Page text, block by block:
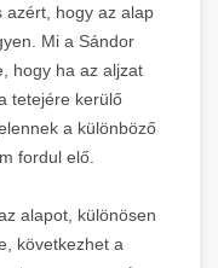
azért, hogy az alap
Mi a Sándor
hogy ha az aljzat
tetejére kerülő
a különböző
fordul elő.
alapot, különösen
következhet a